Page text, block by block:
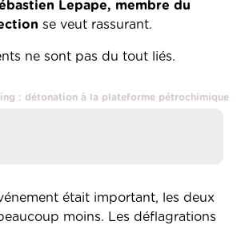
Lepape, membre du
se veut rassurant.
ne sont pas du tout liés.
: détonation à la plateforme pétrochimique
était important, les deux
moins. Les déflagrations